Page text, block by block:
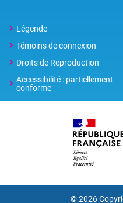
Légende
Témoins de connexion
Droits de Reproduction
Accessibilité : partiellement
conforme
© 2026